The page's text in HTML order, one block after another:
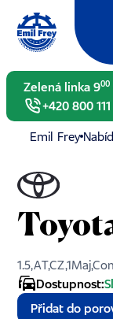
Zelená linka 900
+420 800
Emil Frey
Dostupnost:
Přidat do